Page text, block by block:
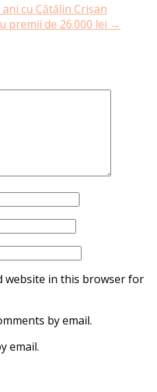
cu Cătălin Crișan
premii de 26.000 lei →
website in this browser for
by email.
email.